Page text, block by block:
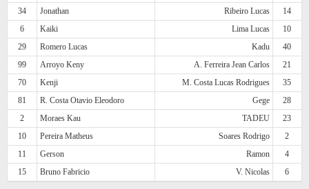
34
Jonathan Ribeiro Lucas
14
6
Kaiki Lima Lucas
10
29
Romero Lucas Kadu
40
99
Arroyo Keny A. Ferreira Jean Carlos
21
70
Kenji M. Costa Lucas Rodrigues
35
81
R. Costa Otavio Eleodoro Gege
28
2
Moraes Kau TADEU
23
10
Pereira Matheus Soares Rodrigo
2
11
Gerson Ramon
4
15
Bruno Fabricio V. Nicolas 6